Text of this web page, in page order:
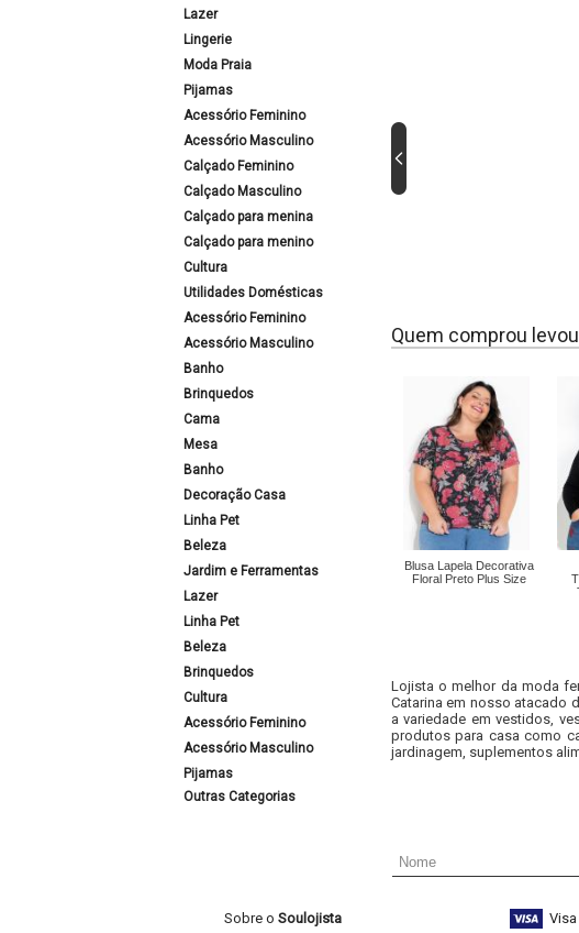
Lazer
Lingerie
Moda Praia
Pijamas
Acessório Feminino
Acessório Masculino
Calçado Feminino
Calçado Masculino
Calçado para menina
Calçado para menino
Cultura
Utilidades Domésticas
Acessório Feminino
Acessório Masculino
Banho
Brinquedos
Cama
Mesa
Banho
Decoração Casa
Linha Pet
Beleza
Jardim e Ferramentas
Lazer
Linha Pet
Beleza
Brinquedos
Cultura
Acessório Feminino
Acessório Masculino
Pijamas
Outras Categorias
Quem comprou
Blusa Lapela Decorativa
Floral Preto Plus Size
Lojista o melhor da moda
Catarina em nosso atacado
a variedade em vestidos,
produtos para casa como
jardinagem, suplementos
Sobre o Soulojista Visa